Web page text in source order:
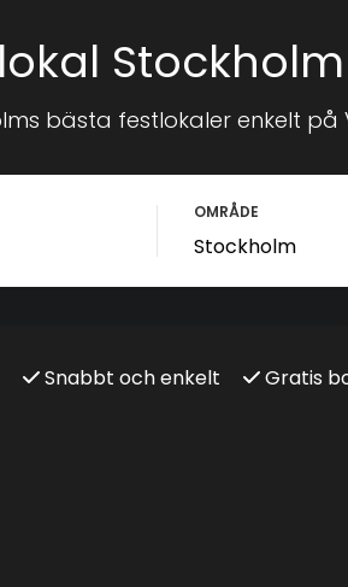
Stockholm
bästa festlokaler enkelt på
OMRÅDE
Snabbt och enkelt Gratis